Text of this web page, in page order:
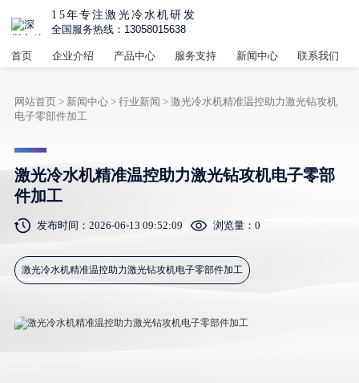
15年专注激光冷水机研发
全国服务热线：13058015638
首页 企业介绍 产品中心 服务支持 新闻中心 联系我们
网站首页> 新闻中心> 行业新闻 > 激光冷水机精准温控助力激光钻攻机
电子零部件加工
激光冷水机精准温控助力激光钻攻机电子零部
件加工
发布时间：2026-06-13 09:52:09 浏览量： 0
激光冷水机精准温控助力激光钻攻机电子零部件加工